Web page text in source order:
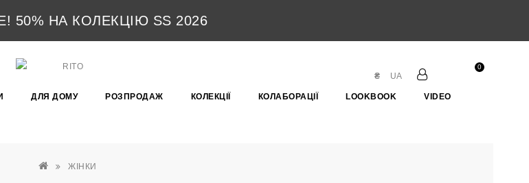
50% НА КОЛЕКЦІЮ SS 2026
0
UA
₴
ДЛЯ ДОМУ РОЗПРОДАЖ КОЛЕКЦІЇ КОЛАБОРАЦІЇ LOOKBOOK VIDEO
ЖІНКИ